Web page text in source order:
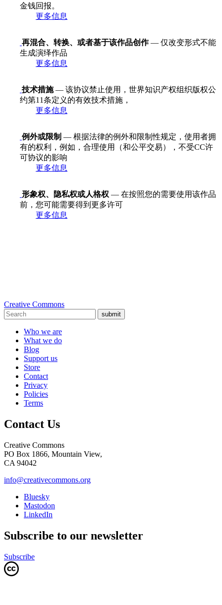
金钱回报。
更多信息
再混合、转换、或者基于该作品创作— 仅改变形式不能
生成演绎作品
更多信息
技术措施— 该协议禁止使用，世界知识产权组织版权公
约第11条定义的有效技术措施，
更多信息
例外或限制 — 根据法律的例外和限制性规定，使用者拥
有的权利，例如，合理使用（和公平交易），不受CC许
可协议的影响
更多信息
形象权、隐私权或人格权 — 在按照您的需要使用该作品
前，您可能需要得到更多许可
更多信息
Creative Commons
submit
Who we are
What we do
Blog
Support us
Store
Contact
Privacy
Policies
Terms
Contact Us
Creative Commons
PO Box 1866, Mountain View,
CA 94042
info@creativecommons.org
Bluesky
Mastodon
LinkedIn
Subscribe to our newsletter
Subscribe